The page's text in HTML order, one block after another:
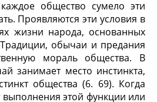
общество сумело эти
Проявляются эти условия в
жизни народа, основанных
обычаи и предания
мораль общества. В
занимает место инстинкта,
общества (6. 69). Когда
выполнения этой функции или